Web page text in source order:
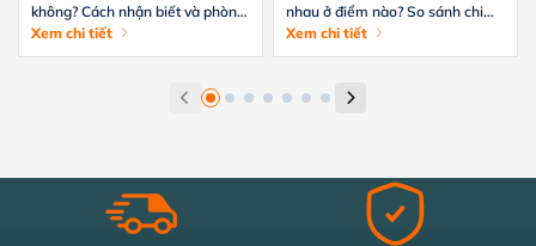
không? Cách nhận biết và phòng
tránh hiệu quả
Xem chi tiết
nhau ở điểm nào? So sánh chi
tiết từ A-Z
Xem chi tiết